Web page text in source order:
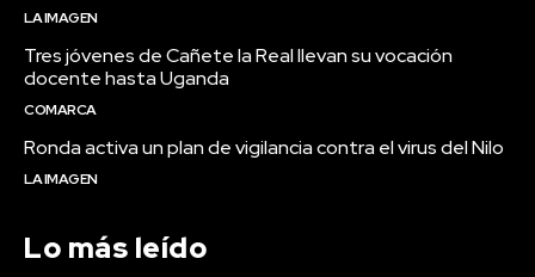
LA IMAGEN
Tres jóvenes de Cañete la Real llevan su vocación
docente hasta Uganda
COMARCA
Ronda activa un plan de vigilancia contra el virus del Nilo
LA IMAGEN
Lo más leído